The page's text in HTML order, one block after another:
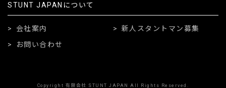
STUNT JAPANについて
会社案内
新人スタントマン募集
お問い合わせ
Copyright 有限会社 STUNT JAPAN All Rights Reserved.